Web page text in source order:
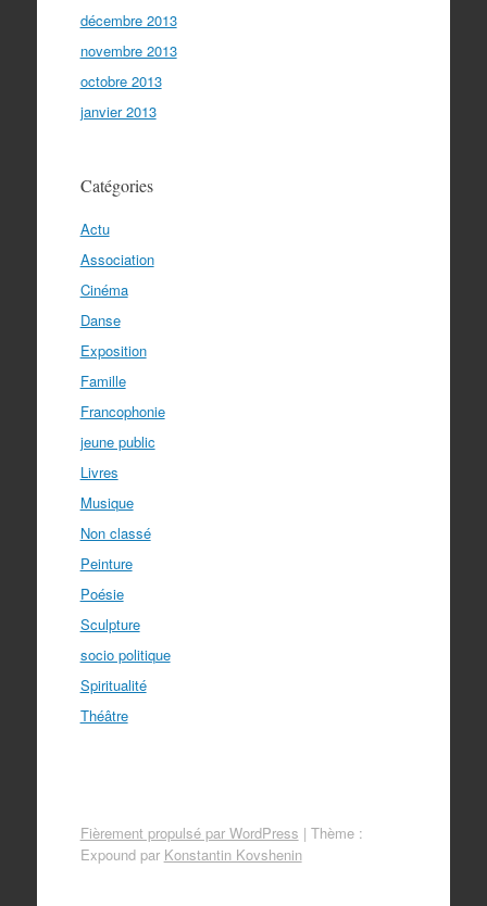
décembre 2013
novembre 2013
octobre 2013
janvier 2013
Catégories
Actu
Association
Cinéma
Danse
Exposition
Famille
Francophonie
jeune public
Livres
Musique
Non classé
Peinture
Poésie
Sculpture
socio politique
Spiritualité
Théâtre
Fièrement propulsé par WordPress | Thème :
Expound par Konstantin Kovshenin